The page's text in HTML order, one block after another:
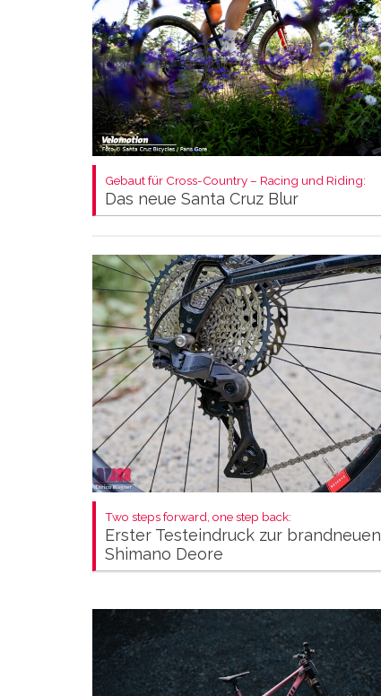
Gebaut für Cross-Country – Racing und Riding:
Das neue Santa Cruz Blur
Two steps forward, one step back:
Erster Testeindruck zur brandneuen
Shimano Deore